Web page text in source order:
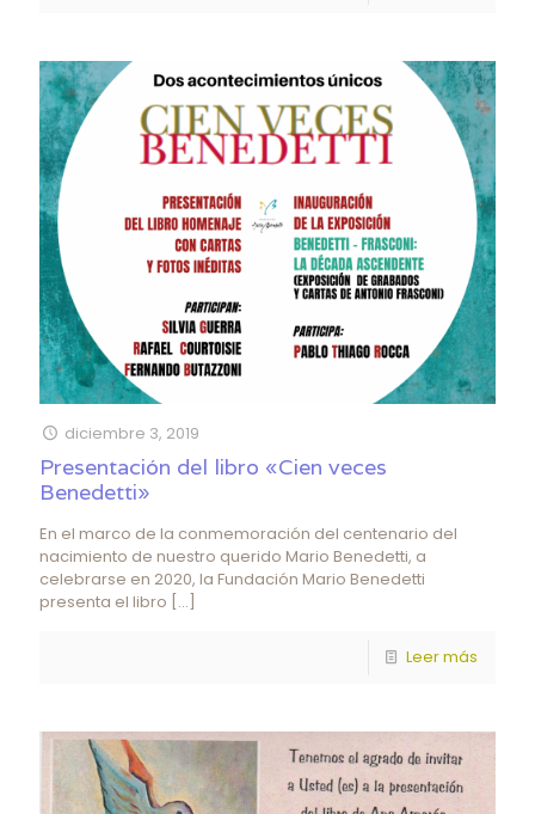
diciembre 3, 2019
Presentación del libro «Cien veces
Benedetti»
En el marco de la conmemoración del centenario del
nacimiento de nuestro querido Mario Benedetti, a
celebrarse en 2020, la Fundación Mario Benedetti
presenta el libro […]
Leer más